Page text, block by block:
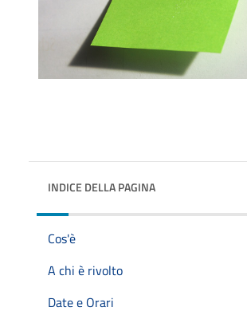
INDICE DELLA PAGINA
Cos'è
A chi è rivolto
Date e Orari